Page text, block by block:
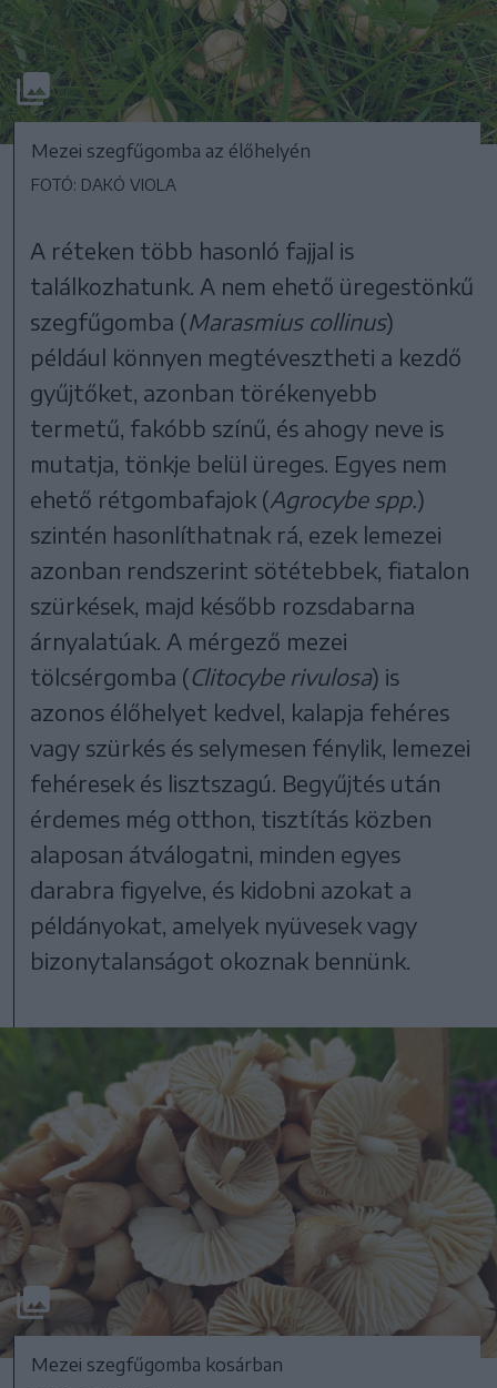
Mezei szegfűgomba az élőhelyén
FOTÓ: DAKÓ VIOLA
A réteken több hasonló fajjal is
találkozhatunk. A nem ehető üregestönkű
szegfűgomba (Marasmius collinus)
például könnyen megtévesztheti a kezdő
gyűjtőket, azonban törékenyebb
termetű, fakóbb színű, és ahogy neve is
mutatja, tönkje belül üreges. Egyes nem
ehető rétgombafajok (Agrocybe spp. )
szintén hasonlíthatnak rá, ezek lemezei
azonban rendszerint sötétebbek, fiatalon
szürkések, majd később rozsdabarna
árnyalatúak. A mérgező mezei
tölcsérgomba (Clitocybe rivulosa) is
azonos élőhelyet kedvel, kalapja fehéres
vagy szürkés és selymesen fénylik, lemezei
fehéresek és lisztszagú. Begyűjtés után
érdemes még otthon, tisztítás közben
alaposan átválogatni, minden egyes
darabra figyelve, és kidobni azokat a
példányokat, amelyek nyüvesek vagy
bizonytalanságot okoznak bennünk.
Mezei szegfűgomba kosárban